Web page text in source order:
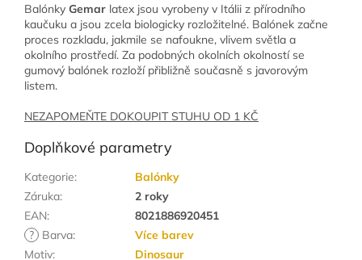
Balónky Gemar latex jsou vyrobeny v Itálii z přírodního
kaučuku a jsou zcela biologicky rozložitelné. Balónek začne
proces rozkladu, jakmile se nafoukne, vlivem světla a
okolního prostředí. Za podobných okolních okolností se
gumový balónek rozloží přibližně současně s javorovým
listem.
NEZAPOMEŇTE DOKOUPIT STUHU OD 1 KČ
Doplňkové parametry
Kategorie:
Balónky
Záruka:
2 roky
EAN:
8021886920451
?
Barva:
Více barev
Motiv:
Dinosaur